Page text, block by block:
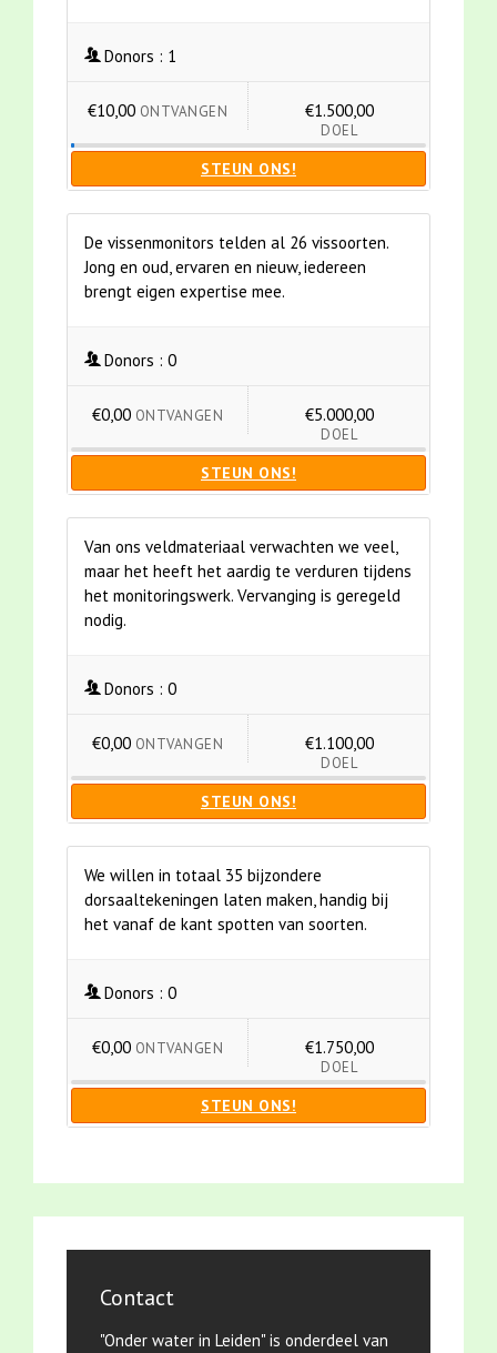
Donors : 1
€10,00 ONTVANGEN €1.500,00
DOEL
STEUN ONS!
De vissenmonitors telden al 26 vissoorten.
Jong en oud, ervaren en nieuw, iedereen
brengt eigen expertise mee.
Donors : 0
€0,00 ONTVANGEN €5.000,00
DOEL
STEUN ONS!
Van ons veldmateriaal verwachten we veel,
maar het heeft het aardig te verduren tijdens
het monitoringswerk. Vervanging is geregeld
nodig.
Donors : 0
€0,00 ONTVANGEN €1.100,00
DOEL
STEUN ONS!
We willen in totaal 35 bijzondere
dorsaaltekeningen laten maken, handig bij
het vanaf de kant spotten van soorten.
Donors : 0
€0,00 ONTVANGEN €1.750,00
DOEL
STEUN ONS!
Contact
"Onder water in Leiden" is onderdeel van